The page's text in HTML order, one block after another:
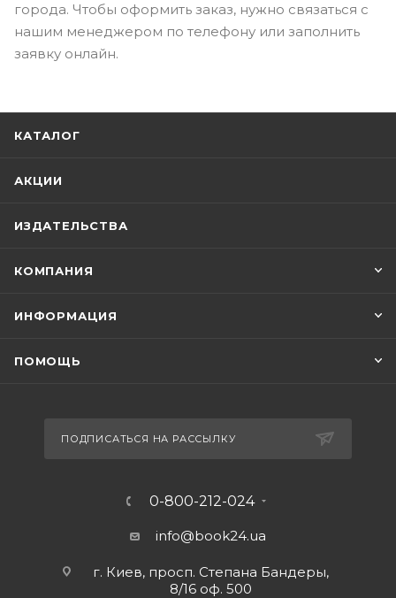
города. Чтобы оформить заказ, нужно связаться с
нашим менеджером по телефону или заполнить
заявку онлайн.
КАТАЛОГ
АКЦИИ
ИЗДАТЕЛЬСТВА
КОМПАНИЯ
ИНФОРМАЦИЯ
ПОМОЩЬ
ПОДПИСАТЬСЯ НА РАССЫЛКУ
0-800-212-024
info@book24.ua
г. Киев, просп. Степана Бандеры,
8/16 оф. 500